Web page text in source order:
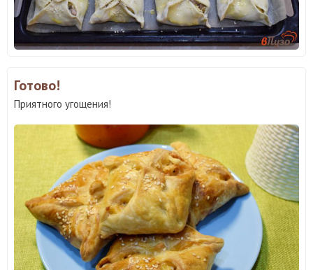
Готово!
Приятного угощения!